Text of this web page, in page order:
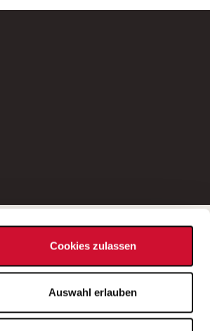
Cookies zulassen
Auswahl erlauben
zu einer Stellenausschreibung
sich bitte an die*den in der
genannte*n